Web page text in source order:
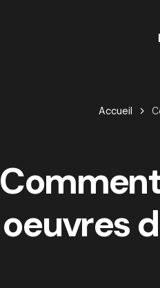
Accueil
oeuvres